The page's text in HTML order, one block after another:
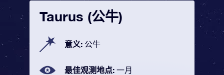
Taurus (公牛)
意义: 公牛
最佳观测地点: 一月